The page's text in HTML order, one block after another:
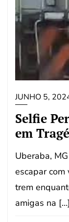
JUNHO 5,
Selfie
em
Uberaba,
escapar
trem
amigas na […]